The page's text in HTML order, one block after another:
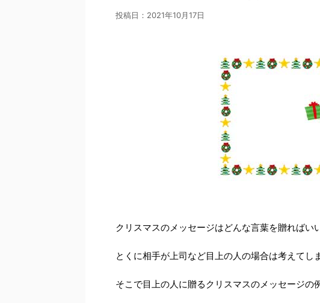
投稿日： 2021年10月17日
クリスマスのメッセージはどんな言葉を贈ればい
とくに相手が上司など目上の人の場合は考えてし
そこで目上の人に贈るクリスマスのメッセージの